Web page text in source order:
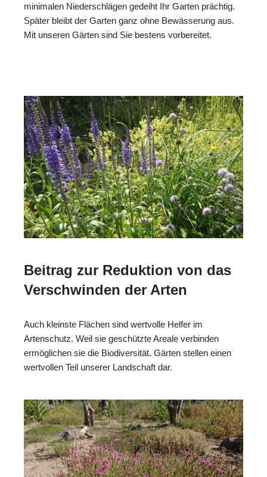
minimalen Niederschlägen gedeiht Ihr Garten prächtig.
Später bleibt der Garten ganz ohne Bewässerung aus.
Mit unseren Gärten sind Sie bestens vorbereitet.
Beitrag zur Reduktion von das
Verschwinden der Arten
Auch kleinste Flächen sind wertvolle Helfer im
Artenschutz. Weil sie geschützte Areale verbinden
ermöglichen sie die Biodiversität. Gärten stellen einen
wertvollen Teil unserer Landschaft dar.